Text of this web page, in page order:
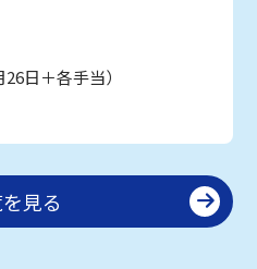
日＋各手当）
見る